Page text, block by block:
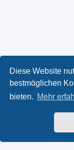
Diese Website
bestmöglichen
bieten. Mehr